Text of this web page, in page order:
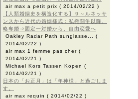
air max a petit prix ( 2014/02/22 )
【人類婚姻史を構造化する】９～ルネッサ
ンスから近代の婚姻様式：私権闘争以降、
略奪婚⇒固定一対婚から、自由恋愛へ
Oakley Radar Path sunglasse... (
2014/02/22 )
air max 1 femme pas cher (
2014/02/21 )
Michael Kors Tassen Kopen (
2014/02/21 )
日本の「お正月」は「年神様」と過ごしま
す。
air max requin ( 2014/02/22 )